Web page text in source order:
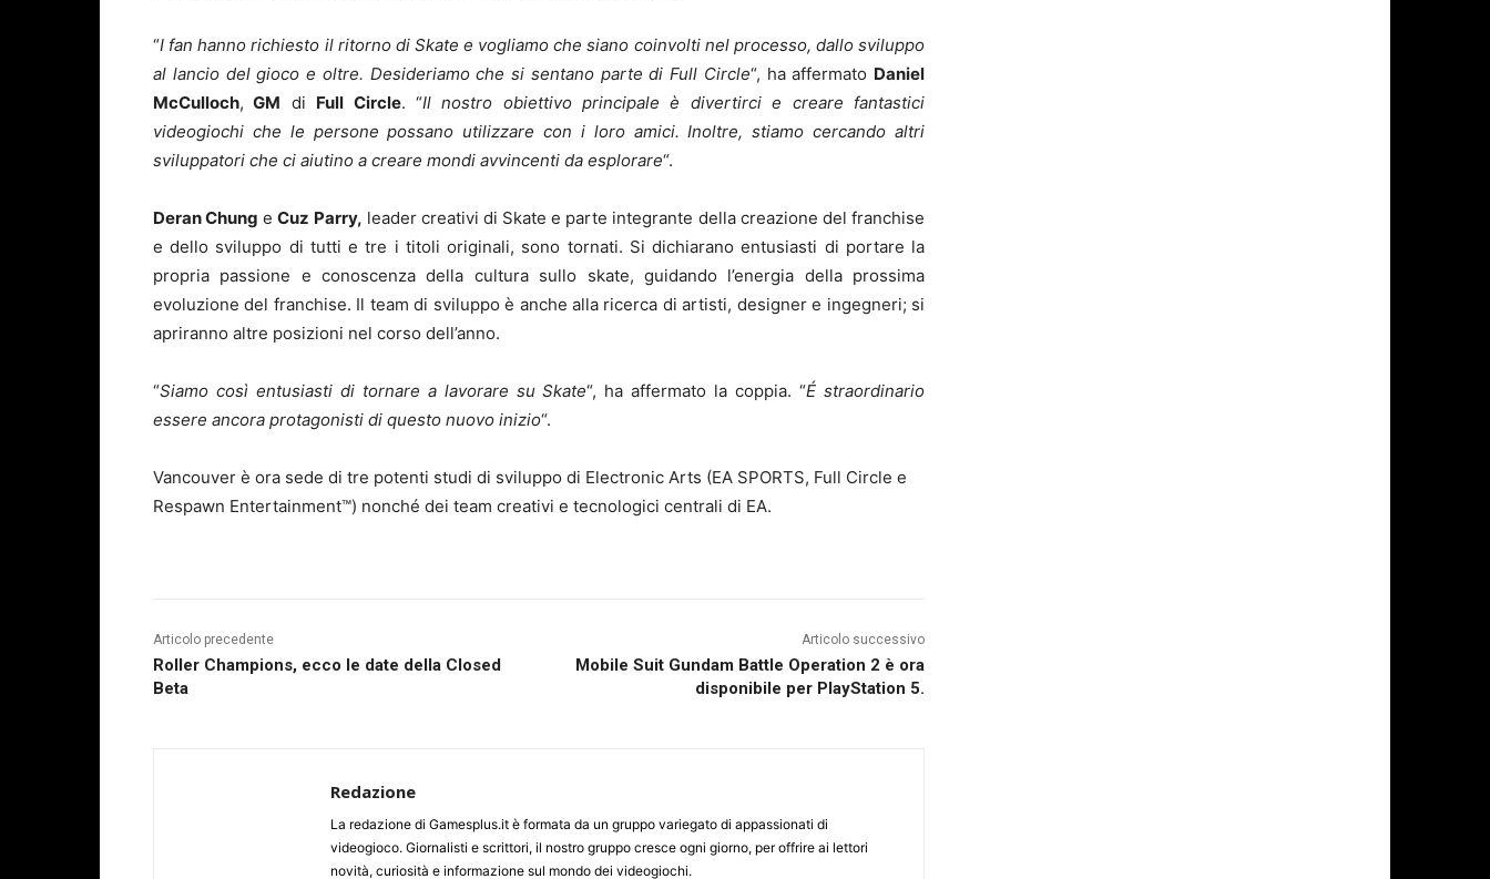
“I fan hanno richiesto il ritorno di Skate e vogliamo che siano coinvolti nel processo, dallo sviluppo
al lancio del gioco e oltre. Desideriamo che si sentano parte di Full Circle“, ha affermato Daniel
McCulloch, GM di Full Circle. “Il nostro obiettivo principale è divertirci e creare fantastici
videogiochi che le persone possano utilizzare con i loro amici. Inoltre, stiamo cercando altri
sviluppatori che ci aiutino a creare mondi avvincenti da esplorare“.
Deran Chung eCuz Parry, leader creativi di Skate e parte integrante della creazione del franchise
e dello sviluppo di tutti e tre i titoli originali, sono tornati. Si dichiarano entusiasti di portare la
propria passione e conoscenza della cultura sullo skate, guidando l’energia della prossima
evoluzione del franchise. Il team di sviluppo è anche alla ricerca di artisti, designer e ingegneri; si
apriranno altre posizioni nel corso dell’anno.
“Siamo così entusiasti di tornare a lavorare su Skate“, ha affermato la coppia. “É straordinario
essere ancora protagonisti di questo nuovo inizio“.
Vancouver è ora sede di tre potenti studi di sviluppo di Electronic Arts (EA SPORTS, Full Circle e
Respawn Entertainment™) nonché dei team creativi e tecnologici centrali di EA.
Articolo precedente
Roller Champions, ecco le date della Closed
Beta
Articolo successivo
Mobile Suit Gundam Battle Operation 2 è ora
disponibile per PlayStation 5.
Redazione
La redazione di Gamesplus.it è formata da un gruppo variegato di appassionati di
videogioco. Giornalisti e scrittori, il nostro gruppo cresce ogni giorno, per offrire ai lettori
novità, curiosità e informazione sul mondo dei videogiochi.